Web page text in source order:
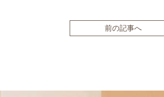
前の記事へ